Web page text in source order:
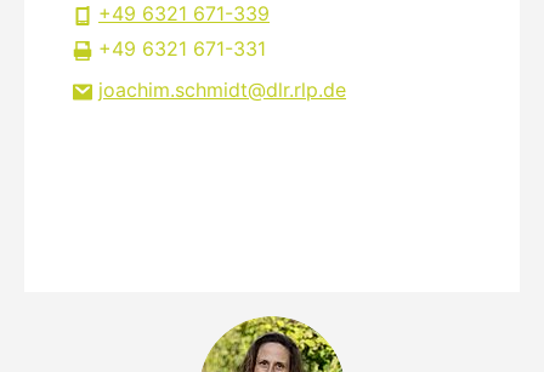
+49 6321 671-339
+49 6321 671-331
joachim.schmidt
dlr.rlp de